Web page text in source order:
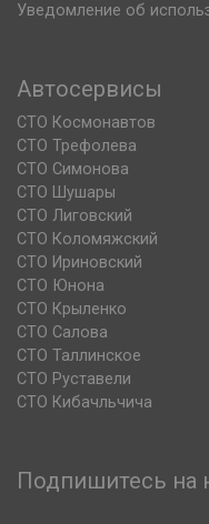
Уведомление об
Автосервисы
СТО Космонавтов
СТО Трефолева
СТО Симонова
СТО Шушары
СТО Лиговский
СТО Коломяжский
СТО Ириновский
СТО Юнона
СТО Крыленко
СТО Салова
СТО Таллинское
СТО Руставели
СТО Кибачльчича
Подпишитесь на